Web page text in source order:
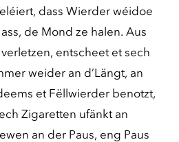
dass Wierder wéidoe
de Mond ze halen. Aus
entscheet et sech
weider an d’Längt, an
et Fëllwierder benotzt,
Zigaretten ufänkt an
an der Paus, eng Paus